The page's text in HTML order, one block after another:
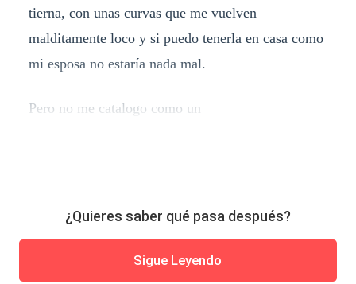
tierna, con unas curvas que me vuelven
malditamente loco y si puedo tenerla en casa como
mi esposa no estaría nada mal.
Pero no me catalogo como un
¿Quieres saber qué pasa después?
Sigue Leyendo